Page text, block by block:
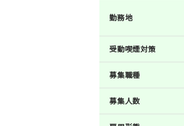
勤務地
受動喫煙対策
募集職種
募集人数